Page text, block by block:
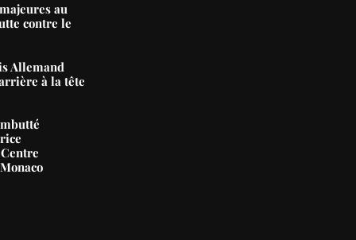
au
contre le
Allemand
à la tête